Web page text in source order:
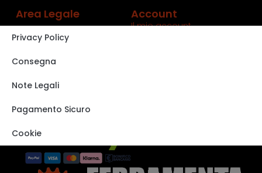
Area Legale
Privacy Policy
Consegna
Note Legali
Pagamento Sicuro
Cookie
Account
Il mio account
VISITA IL NOSTRO